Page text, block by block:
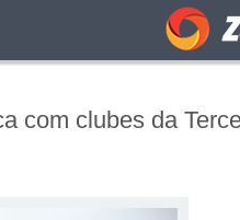
com clubes da